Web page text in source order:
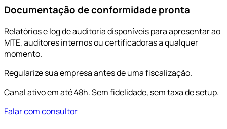
Documentação de conformidade pronta
Relatórios e log de auditoria disponíveis para apresentar ao
MTE, auditores internos ou certificadoras a qualquer
momento.
Regularize sua empresa antes de uma fiscalização.
Canal ativo em até 48h. Sem fidelidade, sem taxa de setup.
Falar com consultor